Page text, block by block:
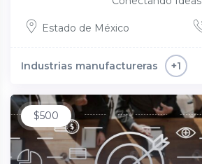
Estado de México
Industrias manufactureras +1
$500